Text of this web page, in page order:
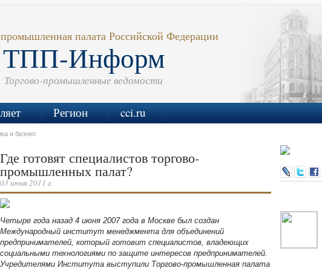
палата Российской Федерации
ТПП-Информ
Торгово-промышленные ведомости
Регион cci.ru
и бизнес
Где готовят специалистов торгово-
промышленных палат?
03 июня 2011 г.
Четыре года назад 4 июня 2007 года в Москве был создан
Международный институт менеджмента для объединений
предпринимателей, который готовит специалистов, владеющих
социальными технологиями по защите интересов предпринимателей.
Учредителями Института выступили Торгово-промышленная палата